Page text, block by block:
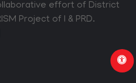
effort of District
Project of I & PRD.